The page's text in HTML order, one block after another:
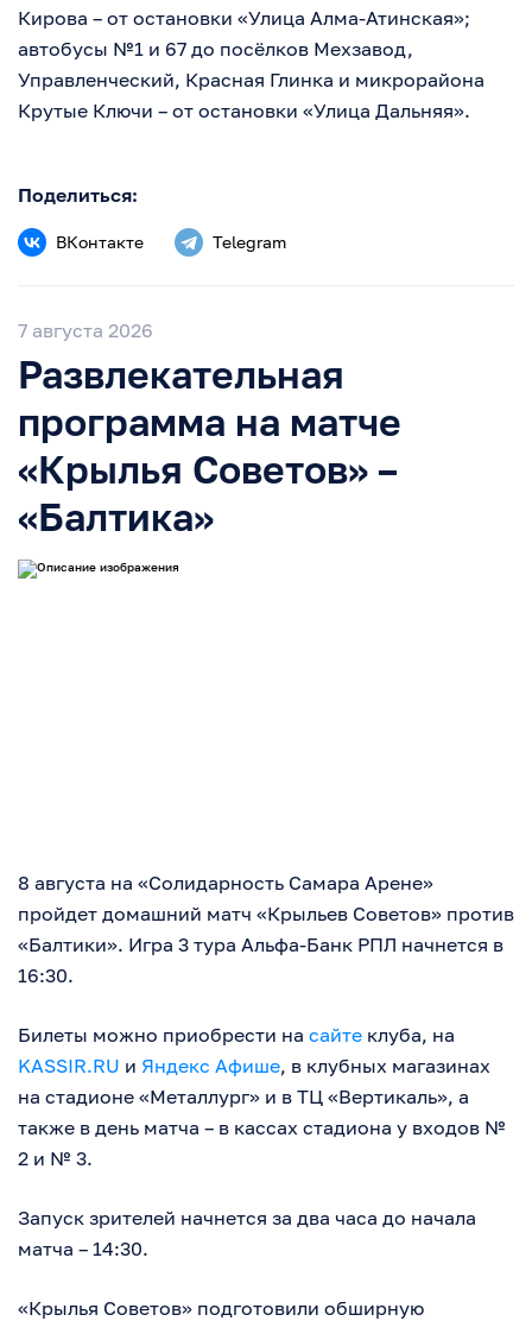
Кирова – от остановки «Улица Алма-Атинская»;
автобусы №1 и 67 до посёлков Мехзавод,
Управленческий, Красная Глинка и микрорайона
Крутые Ключи – от остановки «Улица Дальняя».
Поделиться:
ВКонтакте Telegram
7 августа 2026
Развлекательная
программа на матче
«Крылья Советов» –
«Балтика»
8 августа на «Солидарность Самара Арене»
пройдет домашний матч «Крыльев Советов» против
«Балтики». Игра 3 тура Альфа-Банк РПЛ начнется в
16:30.
Билеты можно приобрести на сайте клуба, на
KASSIR.RU и Яндекс Афише, в клубных магазинах
на стадионе «Металлург» и в ТЦ «Вертикаль», а
также в день матча – в кассах стадиона у входов №
2 и № 3.
Запуск зрителей начнется за два часа до начала
матча – 14:30.
«Крылья Советов» подготовили обширную